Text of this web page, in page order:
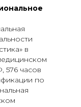
в
576 часов
по